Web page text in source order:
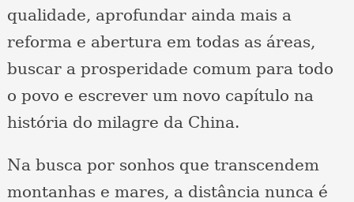
qualidade, aprofundar ainda mais a
reforma e abertura em todas as áreas,
buscar a prosperidade comum para todo
o povo e escrever um novo capítulo na
história do milagre da China.
Na busca por sonhos que transcendem
montanhas e mares, a distância nunca é